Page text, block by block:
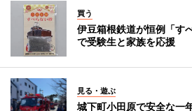
買う
伊豆箱根鉄道が恒例「す
で受験生と家族を応援
見る・遊ぶ
城下町小田原で安全な一